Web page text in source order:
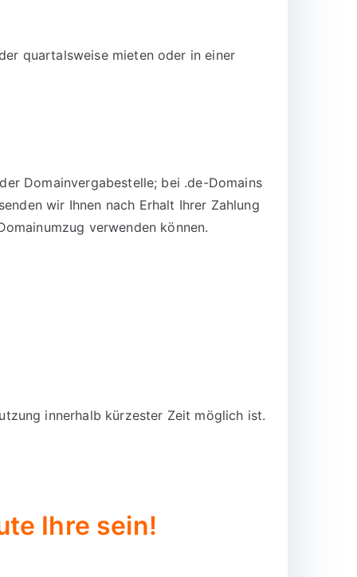
quartalsweise mieten oder in einer
Domainvergabestelle; bei .de-Domains
wir Ihnen nach Erhalt Ihrer Zahlung
verwenden können.
innerhalb kürzester Zeit möglich ist.
Ihre sein!